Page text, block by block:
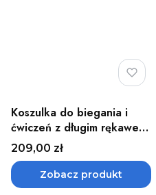
Koszulka do biegania i
ćwiczeń z długim rękawem
damska CEP - różne kolory
Cena
209,00 zł
Zobacz produkt